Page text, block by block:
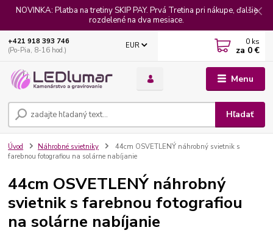
NOVINKA: Platba na tretiny SKIP PAY. Prvá Tretina pri nákupe, ďalšie
rozdelené na dva mesiace.
Menu
EUR
Hľadať
+421 918 393 746
(Po-Pia, 8-16 hod.)
0 ks
za 0 €
Úvod Náhrobné svietniky
44cm OSVETLENÝ náhrobný svietnik s
farebnou fotografiou na solárne nabíjanie
44cm OSVETLENÝ náhrobný
svietnik s farebnou fotografiou
na solárne nabíjanie